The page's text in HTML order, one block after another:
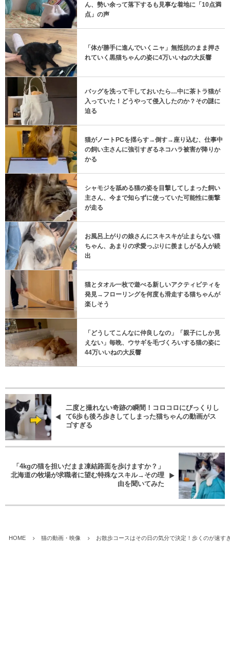
ん、勢い余って落下するも見事な着地に「10点満
点」の声
「体が勝手に進んでいくニャ」無抵抗のまま押さ
れていく黒猫ちゃんの姿に4万いいねの大反響
バッグを洗って干しておいたら…中に茶トラ猫が
入っていた！どうやって侵入したのか？その謎に
迫る
猫がノートPCを揺らす→倒す→座り込む、仕事中
の飼い主さんに強引すぎるネコハラ被害が降りか
かる
シャモジを舐める猫の姿を目撃してしまった飼い
主さん、今まで知らずに使っていた可能性に衝撃
が走る
お風呂上がりの娘さんにスキスキが止まらない猫
ちゃん、あまりの求愛っぷりに羨ましがる人が続
出
猫とタオル一枚で遊べる新しいアクティビティを
発見→フローリングを何度も滑走する猫ちゃんが
楽しそう
「どうしてこんなに仲良しなの」「親子にしか見
えない」毎晩、ウサギを毛づくろいする猫の姿に
44万いいねの大反響
二度と撮れない奇跡の瞬間！コロコロにびっくりし
て6歩も後ろ歩きしてしまった猫ちゃんの動画がス
ゴすぎる
「4kgの猫を担いだまま凍結路面を歩けますか？」
北海道の牧場が求職者に望む特殊なスキル→その理
由を聞いてみた
HOME 猫の動画・映像 お散歩コースはその日の気分で決定！歩くのが速